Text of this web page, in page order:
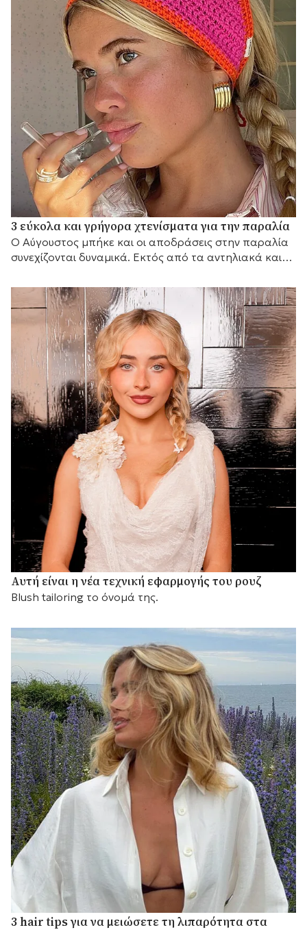
3 εύκολα και γρήγορα χτενίσματα για την παραλία
Ο Αύγουστος μπήκε και οι αποδράσεις στην παραλία
συνεχίζονται δυναμικά. Εκτός από τα αντηλιακά και
Αυτή είναι η νέα τεχνική εφαρμογής του ρουζ
Blush tailoring το όνομά της.
3 hair tips για να μειώσετε τη λιπαρότητα στα